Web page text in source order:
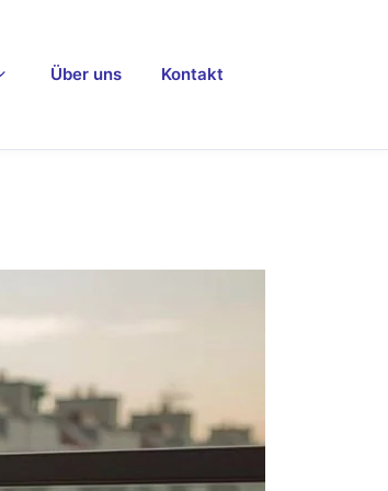
Über uns Kontakt